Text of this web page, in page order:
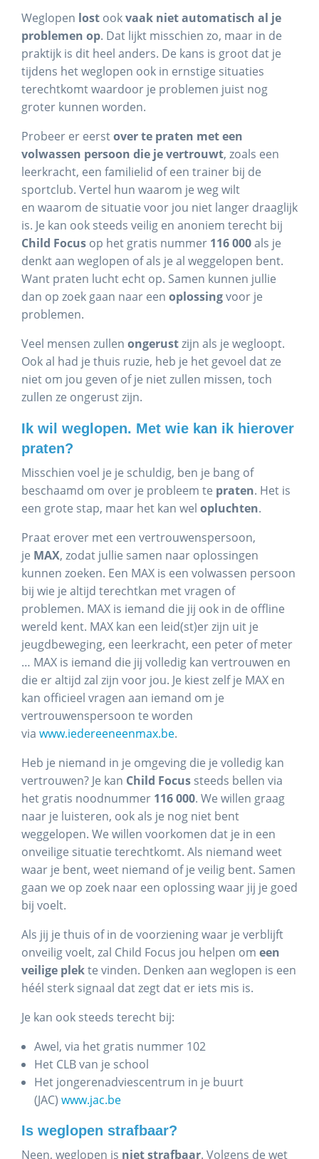
Weglopen lost ookvaak niet automatisch al je
problemen op. Dat lijkt misschien zo, maar in de
praktijk is dit heel anders. De kans is groot dat je
tijdens het weglopen ook in ernstige situaties
terechtkomt waardoor je problemen juist nog
groter kunnen worden.
Probeer er eerstover te praten met een
volwassen persoon die je vertrouwt, zoals een
leerkracht, een familielid of een trainer bij de
sportclub. Vertel hun waarom je weg wilt
en waarom de situatie voor jou niet langer draaglijk
is. Je kan ook steeds veilig en anoniem terecht bij
Child Focus op het gratis nummer 116 000als je
denkt aan weglopen of als je al weggelopen bent.
Want praten lucht echt op. Samen kunnen jullie
dan op zoek gaan naar een oplossingvoor je
problemen.
Veel mensen zullen ongerustzijn als je wegloopt.
Ook al had je thuis ruzie, heb je het gevoel dat ze
niet om jou geven of je niet zullen missen, toch
zullen ze ongerust zijn.
Ik wil weglopen. Met wie kan ik hierover
praten?
Misschien voel je je schuldig, ben je bang of
beschaamd om over je probleem te praten. Het is
een grote stap, maar het kan wel opluchten.
Praat erover met een vertrouwenspersoon,
je MAX, zodat jullie samen naar oplossingen
kunnen zoeken. Een MAX is een volwassen persoon
bij wie je altijd terechtkan met vragen of
problemen. MAX is iemand die jij ook in de offline
wereld kent. MAX kan een leid(st)er zijn uit je
jeugdbeweging, een leerkracht, een peter of meter
… MAX is iemand die jij volledig kan vertrouwen en
die er altijd zal zijn voor jou. Je kiest zelf je MAX en
kan officieel vragen aan iemand om je
vertrouwenspersoon te worden
via www.iedereeneenmax.be.
Heb je niemand in je omgeving die je volledig kan
vertrouwen? Je kan Child Focus steeds bellen via
het gratis noodnummer 116 000. We willen graag
naar je luisteren, ook als je nog niet bent
weggelopen. We willen voorkomen dat je in een
onveilige situatie terechtkomt. Als niemand weet
waar je bent, weet niemand of je veilig bent. Samen
gaan we op zoek naar een oplossing waar jij je goed
bij voelt.
Als jij je thuis of in de voorziening waar je verblijft
onveilig voelt, zal Child Focus jou helpen om een
veilige plekte vinden. Denken aan weglopen is een
héél sterk signaal dat zegt dat er iets mis is.
Je kan ook steeds terecht bij:
Awel, via het gratis nummer 102
Het CLB van je school
Het jongerenadviescentrum in je buurt
(JAC) www.jac.be
Is weglopen strafbaar?
Neen, weglopen is niet strafbaar. Volgens de wet